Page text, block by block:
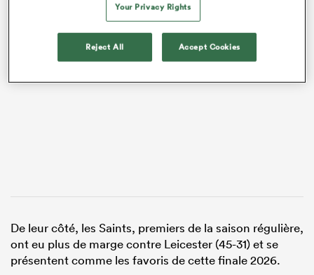
De leur côté, les Saints, premiers de la saison régulière,
ont eu plus de marge contre Leicester (45-31) et se
présentent comme les favoris de cette finale 2026.
Your Privacy Rights
Reject All Accept Cookies